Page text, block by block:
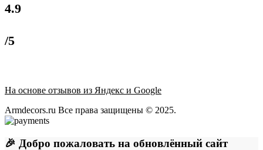
4.9
/5
На основе отзывов из Яндекс и Google
Armdecors.ru Все права защищены © 2025. ​
🎉 Добро пожаловать на обновлённый сайт